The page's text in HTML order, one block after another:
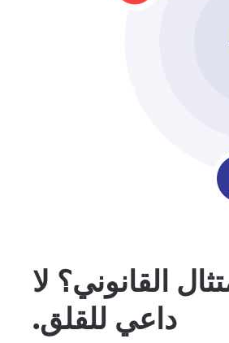
القانوني؟ لا
داعي للقلق.